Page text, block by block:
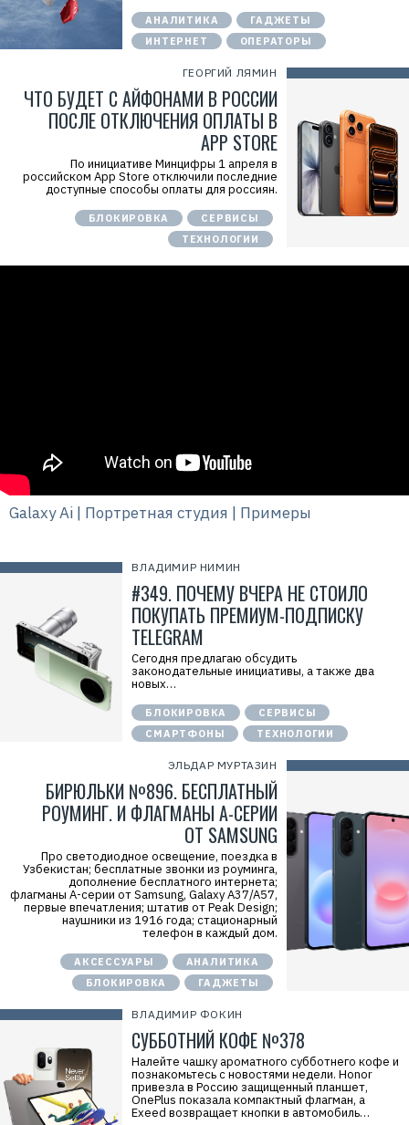
АНАЛИТИКА
ГАДЖЕТЫ
ИНТЕРНЕТ
ОПЕРАТОРЫ
ГЕОРГИЙ ЛЯМИН
ЧТО БУДЕТ С АЙФОНАМИ В РОССИИ
ПОСЛЕ ОТКЛЮЧЕНИЯ ОПЛАТЫ В
APP STORE
По инициативе Минцифры 1 апреля в
российском App Store отключили последние
доступные способы оплаты для россиян.
БЛОКИРОВКА
СЕРВИСЫ
ТЕХНОЛОГИИ
ВЛАДИМИР НИМИН
#349. ПОЧЕМУ ВЧЕРА НЕ СТОИЛО
ПОКУПАТЬ ПРЕМИУМ-ПОДПИСКУ
TELEGRAM
Сегодня предлагаю обсудить
законодательные инициативы, а также два
новых…
БЛОКИРОВКА
СЕРВИСЫ
СМАРТФОНЫ
ТЕХНОЛОГИИ
ЭЛЬДАР МУРТАЗИН
БИРЮЛЬКИ №896. БЕСПЛАТНЫЙ
РОУМИНГ. И ФЛАГМАНЫ А-СЕРИИ
ОТ SAMSUNG
Про светодиодное освещение, поездка в
Узбекистан; бесплатные звонки из роуминга,
дополнение бесплатного интернета;
флагманы A-серии от Samsung, Galaxy A37/A57,
первые впечатления; штатив от Peak Design;
наушники из 1916 года; стационарный
телефон в каждый дом.
АКСЕССУАРЫ
АНАЛИТИКА
БЛОКИРОВКА
ГАДЖЕТЫ
ВЛАДИМИР ФОКИН
СУББОТНИЙ КОФЕ №378
Налейте чашку ароматного субботнего кофе и
познакомьтесь с новостями недели. Honor
привезла в Россию защищенный планшет,
OnePlus показала компактный флагман, а
Exeed возвращает кнопки в автомобиль…
к
л
а
м
а
.
E
r
i
d
=
V
f
n
x
x
D
7
f
6
z
Р
а
м
о
д
а
т
е
Galaxy Ai | Портретная студия | Примеры